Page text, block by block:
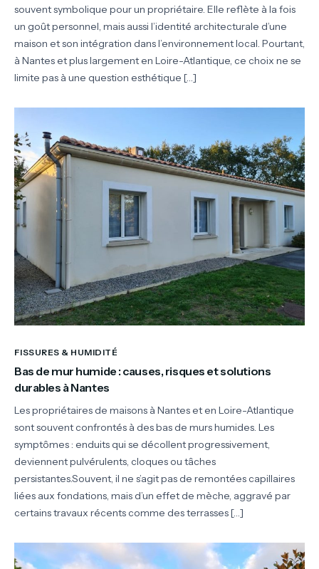
souvent symbolique pour un propriétaire. Elle reflète à la fois
un goût personnel, mais aussi l’identité architecturale d’une
maison et son intégration dans l’environnement local. Pourtant,
à Nantes et plus largement en Loire-Atlantique, ce choix ne se
limite pas à une question esthétique […]
FISSURES & HUMIDITÉ
Bas de mur humide : causes, risques et solutions
durables à Nantes
Les propriétaires de maisons à Nantes et en Loire-Atlantique
sont souvent confrontés à des bas de murs humides. Les
symptômes : enduits qui se décollent progressivement,
deviennent pulvérulents, cloques ou tâches
persistantes.Souvent, il ne s’agit pas de remontées capillaires
liées aux fondations, mais d’un effet de mèche, aggravé par
certains travaux récents comme des terrasses […]